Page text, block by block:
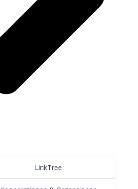
LinkTree